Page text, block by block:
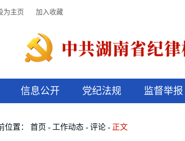
为主页 加入收藏
信息公开 党纪法规 监督举报
位置： 首页 工作动态 评论 正文